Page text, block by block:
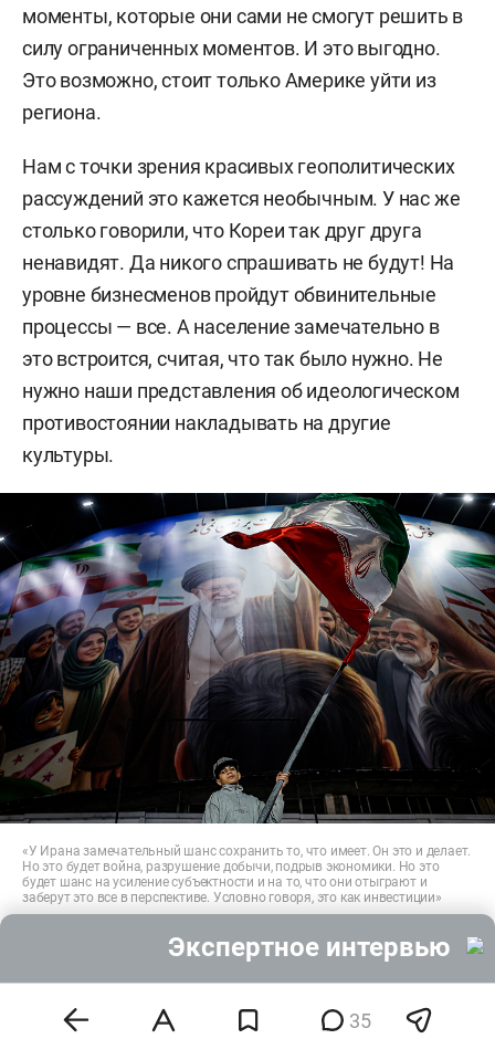
моменты, которые они сами не смогут решить в
силу ограниченных моментов. И это выгодно.
Это возможно, стоит только Америке уйти из
региона.
Нам с точки зрения красивых геополитических
рассуждений это кажется необычным. У нас же
столько говорили, что Кореи так друг друга
ненавидят. Да никого спрашивать не будут! На
уровне бизнесменов пройдут обвинительные
процессы — все. А население замечательно в
это встроится, считая, что так было нужно. Не
нужно наши представления об идеологическом
противостоянии накладывать на другие
культуры.
«У Ирана замечательный шанс сохранить то, что имеет. Он это и делает.
Но это будет война, разрушение добычи, подрыв экономики. Но это
будет шанс на усиление субъектности и на то, что они отыграют и
заберут это все в перспективе. Условно говоря, это как инвестиции»
www.globallookpress.com
«У Ирана будущее по сравнению со
всеми соседями замечательное»
35
Экспертное интервью